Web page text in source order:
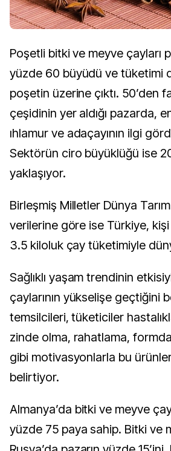
Poşetli bitki ve meyve çayları
yüzde 60 büyüdü ve tüketimi
poşetin üzerine çıktı. 50’den
çeşidinin yer aldığı pazarda,
ıhlamur ve adaçayının ilgi
Sektörün ciro büyüklüğü ise
yaklaşıyor.
Birleşmiş Milletler Dünya
verilerine göre ise Türkiye, kişi
3.5 kiloluk çay tüketimiyle
Sağlıklı yaşam trendinin
çaylarının yükselişe geçtiğini
temsilcileri, tüketiciler
zinde olma, rahatlama,
gibi motivasyonlarla bu
belirtiyor.
Almanya’da bitki ve meyve
yüzde 75 paya sahip. Bitki ve